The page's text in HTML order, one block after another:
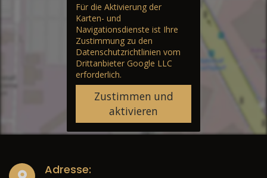
Für die Aktivierung der
Karten- und
Navigationsdienste ist Ihre
Zustimmung zu den
Datenschutzrichtlinien vom
Drittanbieter Google LLC
erforderlich.
Zustimmen und
aktivieren
Adresse: